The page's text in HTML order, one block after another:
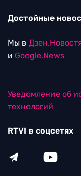
Достойные
Мы в
и Google.News
Уведомление об
технологий
RTVI в соцсетях